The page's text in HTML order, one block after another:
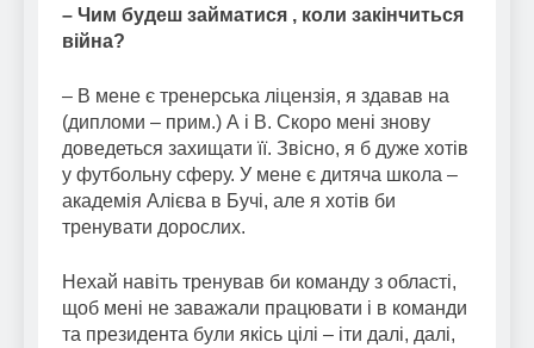
– Чим будеш займатися , коли закінчиться
війна?
– В мене є тренерська ліцензія, я здавав на
(дипломи – прим.) А і B. Скоро мені знову
доведеться захищати її. Звісно, я б дуже хотів
у футбольну сферу. У мене є дитяча школа –
академія Алієва в Бучі, але я хотів би
тренувати дорослих.
Нехай навіть тренував би команду з області,
щоб мені не заважали працювати і в команди
та президента були якісь цілі – іти далі, далі,